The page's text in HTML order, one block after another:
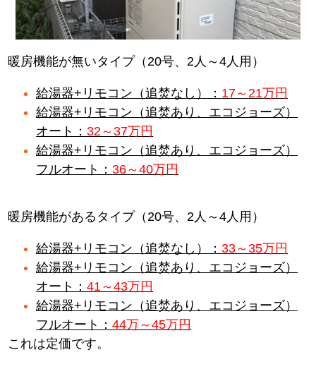
暖房機能が無いタイプ（20号、2人～4人用）
給湯器+リモコン（追焚なし）： 17～21万円
給湯器+リモコン（追焚あり、エコジョーズ）
オート：32～37万円
給湯器+リモコン（追焚あり、エコジョーズ）
フルオート：36～40万円
暖房機能があるタイプ（20号、2人～4人用）
給湯器+リモコン（追焚なし）：33～35万円
給湯器+リモコン（追焚あり、エコジョーズ）
オート：41～43万円
給湯器+リモコン（追焚あり、エコジョーズ）
フルオート：44万～45万円
これは定価です。